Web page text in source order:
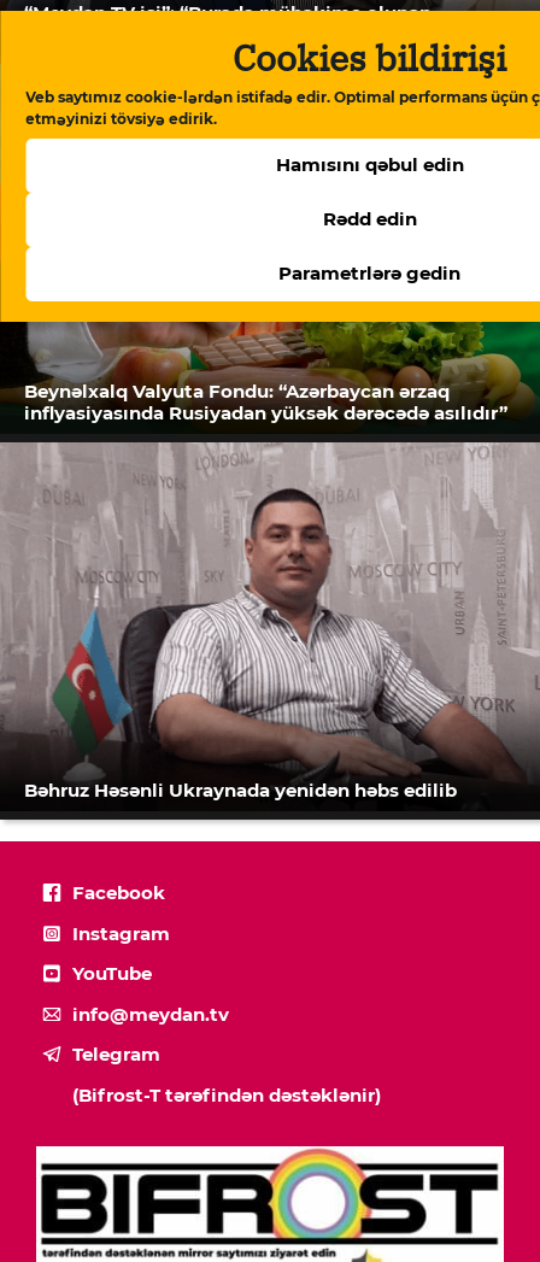
Cookies bildirişi
Veb saytımız cookie-lərdən istifadə edir. Optimal performans üçün
etməyinizi tövsiyə edirik.
Hamısını qəbul edin
Rədd edin
Parametrlərə gedin
“Meydan TV işi”: “Burada mühakimə olunan
Beynəlxalq Valyuta Fondu: “Azərbaycan ərzaq
inflyasiyasında Rusiyadan yüksək dərəcədə asılıdır”
Bəhruz Həsənli Ukraynada yenidən həbs edilib
Facebook
Instagram
YouTube
info@meydan.tv
Telegram
(Bifrost-T tərəfindən dəstəklənir)